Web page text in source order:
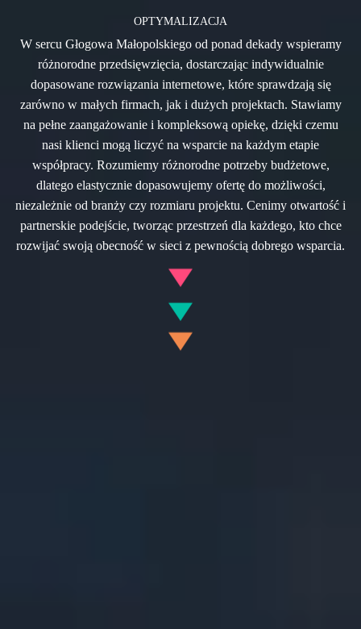
OPTYMALIZACJA
W sercu Głogowa Małopolskiego od ponad dekady wspieramy
różnorodne przedsięwzięcia, dostarczając indywidualnie
dopasowane rozwiązania internetowe, które sprawdzają się
zarówno w małych firmach, jak i dużych projektach. Stawiamy
na pełne zaangażowanie i kompleksową opiekę, dzięki czemu
nasi klienci mogą liczyć na wsparcie na każdym etapie
współpracy. Rozumiemy różnorodne potrzeby budżetowe,
dlatego elastycznie dopasowujemy ofertę do możliwości,
niezależnie od branży czy rozmiaru projektu. Cenimy otwartość i
partnerskie podejście, tworząc przestrzeń dla każdego, kto chce
rozwijać swoją obecność w sieci z pewnością dobrego wsparcia.